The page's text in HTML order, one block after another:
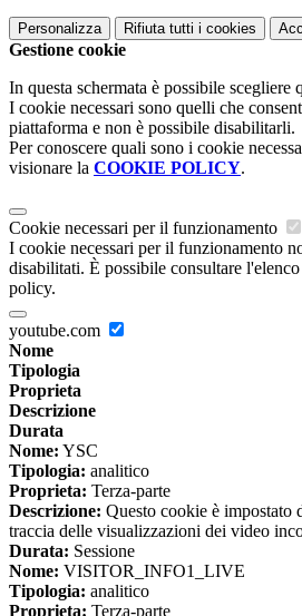
Personalizza Rifiuta tutti i cookies
Gestione cookie
In questa schermata è possibile scegliere
I cookie necessari sono quelli che
piattaforma e non è possibile disabilitarli.
Per conoscere quali sono i cookie
visionare la COOKIE POLICY.
Cookie necessari per il funzionamento
I cookie necessari per il funzionamento
disabilitati. È possibile consultare
policy.
youtube.com
Nome
Tipologia
Proprieta
Descrizione
Durata
Nome: YSC
Tipologia: analitico
Proprieta: Terza-parte
Descrizione: Questo cookie è impostato
traccia delle visualizzazioni dei video
Durata: Sessione
Nome: VISITOR_INFO1_LIVE
Tipologia: analitico
Proprieta: Terza-parte